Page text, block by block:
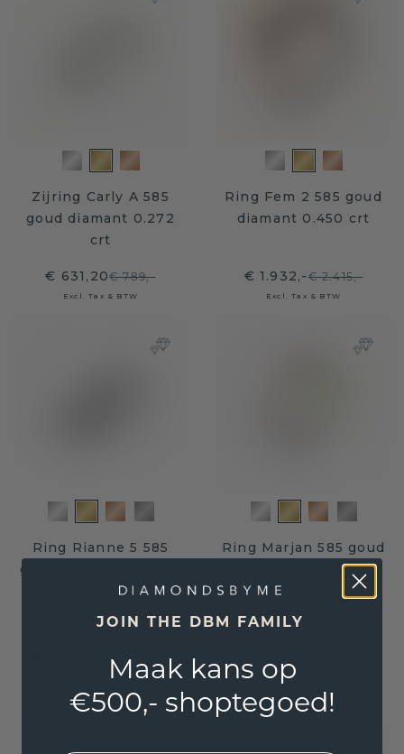
Zijring Carly A 585
goud diamant 0.272
crt
€ 631,20€ 789,-
Excl. Tax & BTW
Ring Fem 2 585 goud
diamant 0.450 crt
€ 1.932,-€ 2.415,-
Excl. Tax & BTW
Ring Rianne 5 585
goud diamant 0.15 crt
Excl. Tax & BTW
Ring Marjan 585 goud
diamant 0.662 crt
Excl. Tax & BTW
Gemaakt van duurzame en eerlijke materialen
JOIN THE DBM FAMILY
Maak kans op
€500,- shoptegoed!